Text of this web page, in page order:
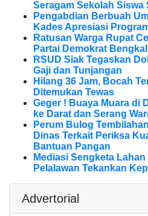
Seragam Sekolah Siswa
Pengabdian Berbuah
Kades Apresiasi
Ratusan Warga Rupat
Partai Demokrat
RSUD Siak Tegaskan
Gaji dan Tunjangan
Hilang 36 Jam, Bocah
Ditemukan Tewas
Geger ! Buaya Muara di
ke Darat dan Serang
Perum Bulog
Dinas Terkait Periksa
Bantuan Pangan
Mediasi Sengketa
Pelalawan Tekankan
Advertorial